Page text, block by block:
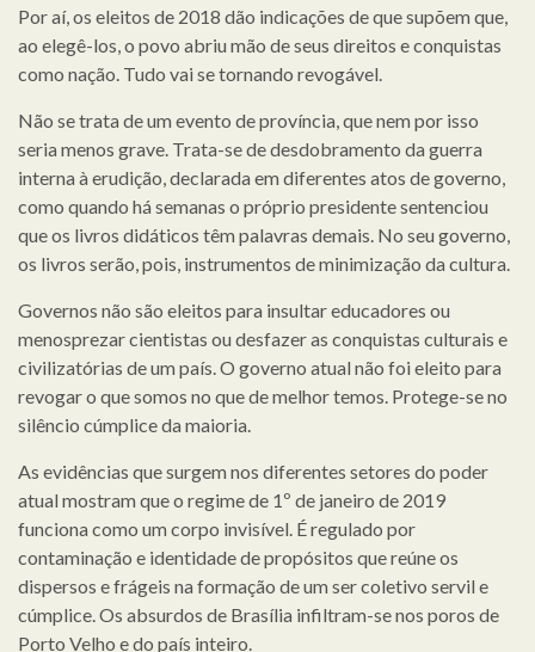
Por aí, os eleitos de 2018 dão indicações de que supõem que,
ao elegê-los, o povo abriu mão de seus direitos e conquistas
como nação. Tudo vai se tornando revogável.
Não se trata de um evento de província, que nem por isso
seria menos grave. Trata-se de desdobramento da guerra
interna à erudição, declarada em diferentes atos de governo,
como quando há semanas o próprio presidente sentenciou
que os livros didáticos têm palavras demais. No seu governo,
os livros serão, pois, instrumentos de minimização da cultura.
Governos não são eleitos para insultar educadores ou
menosprezar cientistas ou desfazer as conquistas culturais e
civilizatórias de um país. O governo atual não foi eleito para
revogar o que somos no que de melhor temos. Protege-se no
silêncio cúmplice da maioria.
As evidências que surgem nos diferentes setores do poder
atual mostram que o regime de 1º de janeiro de 2019
funciona como um corpo invisível. É regulado por
contaminação e identidade de propósitos que reúne os
dispersos e frágeis na formação de um ser coletivo servil e
cúmplice. Os absurdos de Brasília infiltram-se nos poros de
Porto Velho e do país inteiro.